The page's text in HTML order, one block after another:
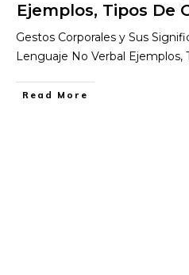
Ejemplos, Tipos De
Gestos Corporales y Sus
Lenguaje No Verbal Ejemplos,
​Read More